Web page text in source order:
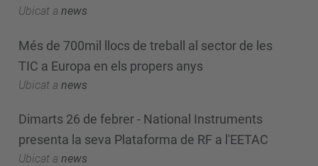
Ubicat a news
Més de 700mil llocs de treball al sector de les
TIC a Europa en els propers anys
Ubicat a news
Dimarts 26 de febrer - National Instruments
presenta la seva Plataforma de RF a l'EETAC
Ubicat a news